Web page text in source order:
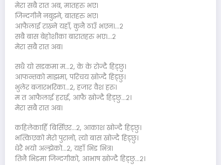
मेरा सबै रात अब, मातहरु भए।
जिन्दगीनै नबुझ्ने, बातहरु भए।
आफैलाई राख्ने यहाँ, कुनै ठाउँ भएन।…२
सबै बास बेहोशीका बारातहरु भए।…२
मेरा सबै रात अब।
सधै यो सडकमा म…२, के के रोज्दै हिड्छु।
आफन्तको माझमा, परिचय खोज्दै हिड्छु।
भुलेर बजारभरिका…२, हजार वैश हरु।
म त आफैलाई हराई, आफै खोज्दै हिड्छु…२।
मेरा सबै रात अब।
कहिलेकाहिँ बिर्सिएर…२, आकाश खोज्दै हिड्छु।
भत्किएको मेरो पुरानो, त्यो बास खोज्दै हिड्छु।
धेरै भयो अल्झेको…२, यहाँ भिड भित्र।
तिनै भिडमा जिन्दगीको, आभाष खोज्दै हिड्छु…२।